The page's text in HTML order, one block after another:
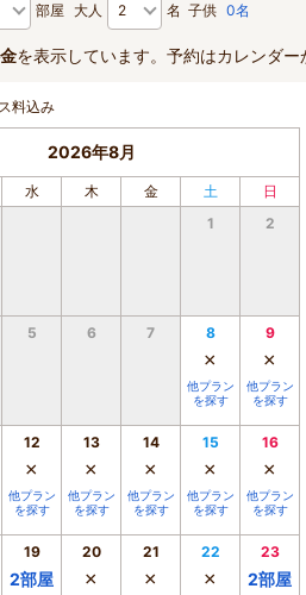
部屋 大人 名 子供 0名
を表示しています。予約はカレンダー
料込み
2026年8月
水 木 金 土
日
1
2
5 6 7 8
×
他プラン
を探す
9
×
他プラン
を探す
12
×
他プラン
を探す
13
×
他プラン
を探す
14
×
他プラン
を探す
15
×
他プラン
を探す
16
×
他プラン
を探す
19
2部屋
20
×
21
×
22
×
23
2部屋